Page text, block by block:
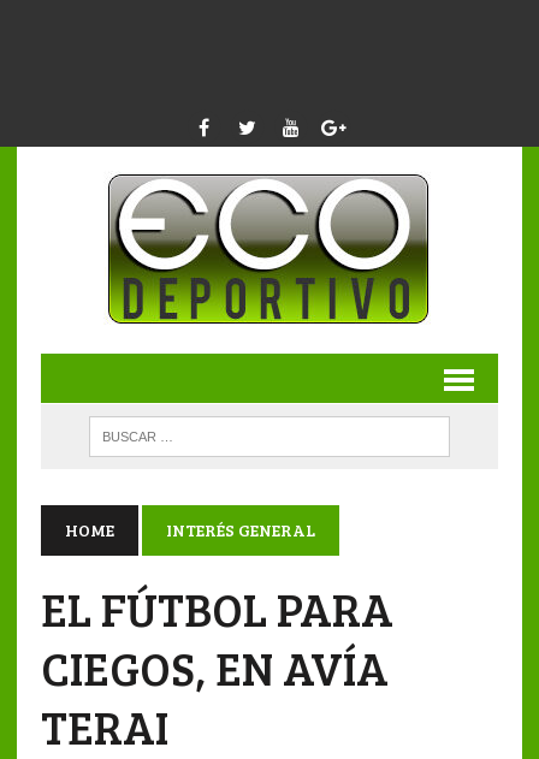
HOME INTERÉS GENERAL
EL FÚTBOL PARA
CIEGOS, EN AVÍA
TERAI